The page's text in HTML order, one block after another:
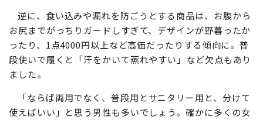
逆に、食い込みや漏れを防ごうとする商品は、お腹から
お尻までがっちりガードしすぎて、デザインが野暮ったか
ったり、1点4000円以上など高価だったりする傾向に。普
段使いで履くと「汗をかいて蒸れやすい」など欠点もあり
ました。
「ならば両用でなく、普段用とサニタリー用と、分けて
使えばいい」と思う男性も多いでしょう。確かに多くの女